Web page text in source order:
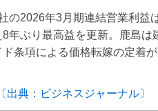
の2026年3月期連結営業利益
年ぶり最高益を更新。鹿島
ド条項による価格転嫁の定着
出典：ビジネスジャーナル〕